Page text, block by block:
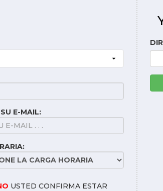
E-MAIL:
USTED CONFIRMA ESTAR